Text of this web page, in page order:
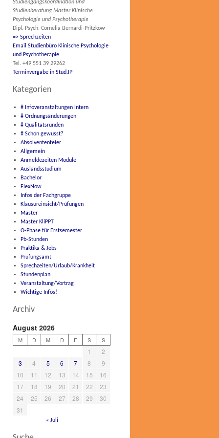
Studiengangskoordination und
Studienberatung Master Klinische
Psychologie und Psychotherapie
Dipl.-Psych. Cornelia Bernardi-Pritzkow
=> Sprechzeiten
Email Studienbüro Klinische Psychologie
und Psychotherapie
Tel. +49 551 39 29262
Terminvergabe in Stud.IP
Kategorien
# Infoveranstaltungen intern
# Ordnungsänderungen
# Qualitätsrunden
# Schon gewusst?
Absolventenfeier
Allgemein
Anmeldezeiten Module
Auslandsstudium
Bachelor
FlexNow
Infos der Fachgruppe
Klausureinsicht/Prüfungen
Master
Master KliPPT
O-Phase für Erstsemester
Pb-Stunden
Praktika & Jobs
Prüfungsamt
Sprechzeiten/Urlaub/Krankheit
Stundenplan
Veranstaltung/Vortrag
Wichtige Infos!
Archiv
August 2026
M D M D F S S
1
2
3
4 5 6 7 8
9
10
11 12 13 14 15
16
17
18 19 20 21 22
23
24
25 26 27 28 29
30
31
« Juli